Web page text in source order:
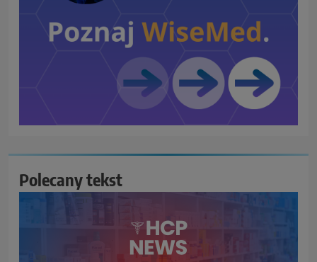
Polecany tekst